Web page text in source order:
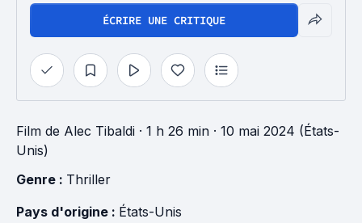
ÉCRIRE UNE CRITIQUE
Film de Alec Tibaldi · 1 h 26 min · 10 mai 2024 (États-
Unis)
Genre : Thriller
Pays d'origine : États-Unis